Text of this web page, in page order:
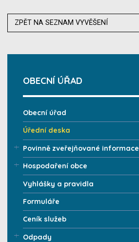
ZPĚT NA SEZNAM VYVĚŠENÍ
OBECNÍ ÚŘAD
Obecní úřad
Úřední deska
Povinně zveřejňované informace
Hospodaření obce
Vyhlášky a pravidla
Formuláře
Ceník služeb
Odpady